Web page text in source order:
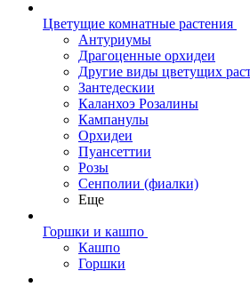
Цветущие комнатные растения
Антуриумы
Драгоценные орхидеи
Другие виды цветущих
Зантедескии
Каланхоэ Розалины
Кампанулы
Орхидеи
Пуансеттии
Розы
Сенполии (фиалки)
Еще
Горшки и кашпо
Кашпо
Горшки